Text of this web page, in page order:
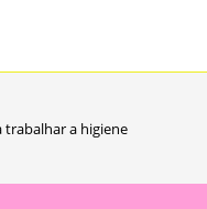
trabalhar a higiene